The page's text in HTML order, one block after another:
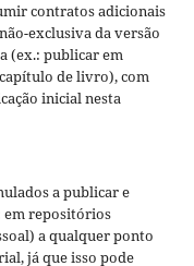
contratos adicionais
exclusiva da versão
(ex.: publicar em
de livro), com
inicial nesta
a publicar e
repositórios
a qualquer ponto
já que isso pode